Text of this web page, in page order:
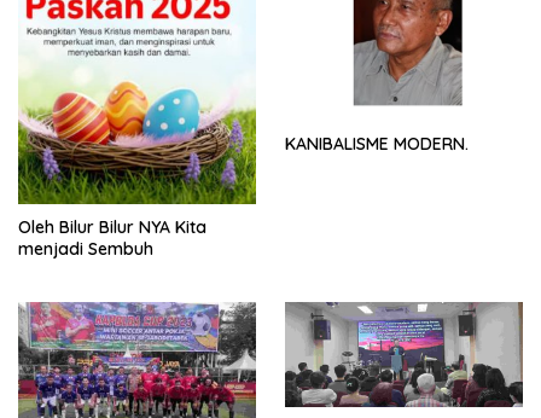
Oleh Bilur Bilur NYA Kita
menjadi Sembuh
KANIBALISME MODERN.